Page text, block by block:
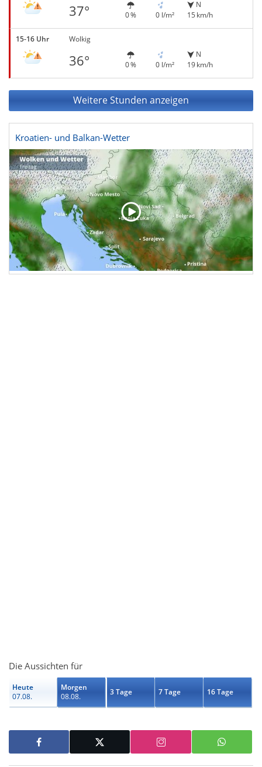
37° 0 % 0 l/m²
N
15 km/h
15-16 Uhr Wolkig
36° 0 % 0 l/m²
N
19 km/h
Weitere Stunden anzeigen
Kroatien- und Balkan-Wetter
Die Aussichten für
Heute
07.08.
Morgen
08.08.
3 Tage 7 Tage 16 Tage